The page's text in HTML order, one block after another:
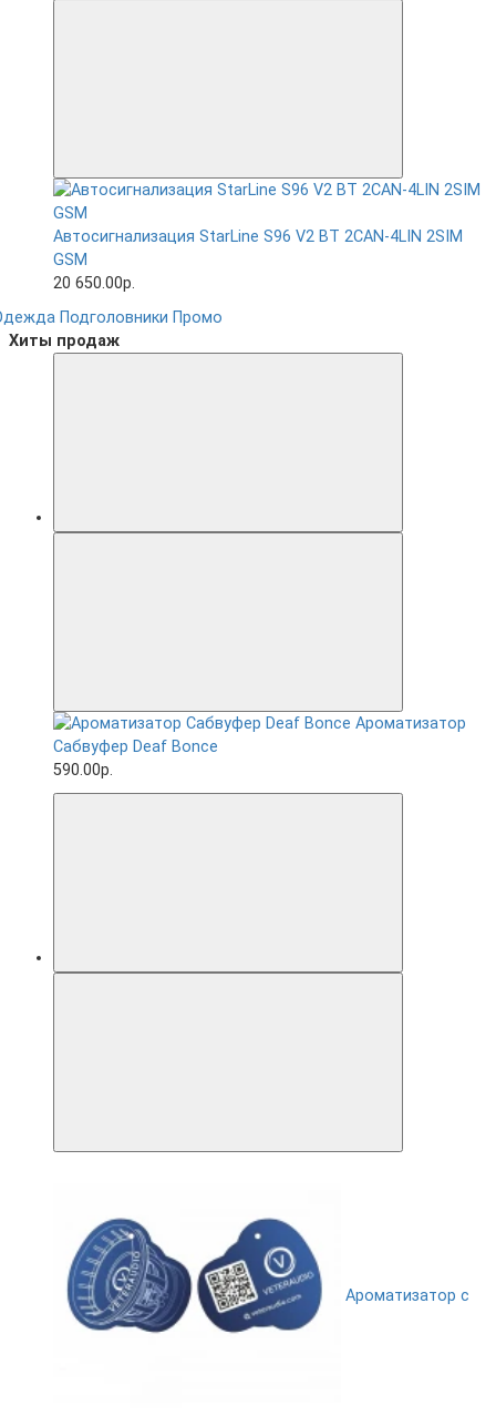
Автосигнализация StarLine S96 V2 BT 2CAN-4LIN 2SIM
GSM
20 650.00р.
Подголовники Промо
Хиты продаж
Ароматизатор
Сабвуфер Deaf Bonce
590.00р.
Ароматизатор с